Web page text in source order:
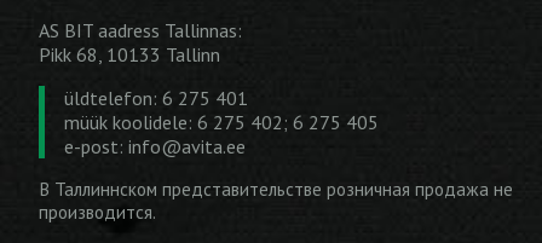
AS BIT aadress Tallinnas:
Pikk 68, 10133 Tallinn
üldtelefon: 6 275 401
müük koolidele: 6 275 402; 6 275 405
e-post: info@avita.ee
В Таллиннском представительстве розничная продажа не
производится.